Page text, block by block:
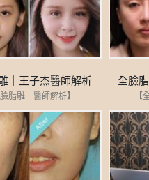
｜王子杰醫師解析
臉脂雕－醫師解析】
全臉
【